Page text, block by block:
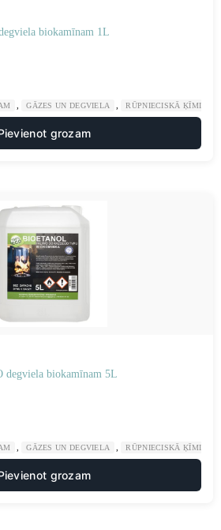
biokamīnam 1L
GĀZES UN DEGVIELA RŪPNIECISKĀ ĶĪMIJA
grozam
degviela biokamīnam 5L
GĀZES UN DEGVIELA RŪPNIECISKĀ ĶĪMIJA
grozam